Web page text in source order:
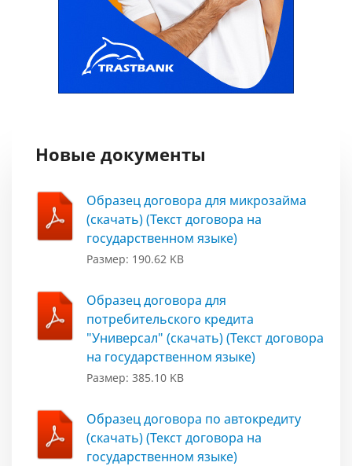
Новые документы
Образец договора для микрозайма
(скачать) (Текст договора на
государственном языке)
Размер: 190.62 KB
Образец договора для
потребительского кредита
"Универсал" (скачать) (Текст договора
на государственном языке)
Размер: 385.10 KB
Образец договора по автокредиту
(скачать) (Текст договора на
государственном языке)